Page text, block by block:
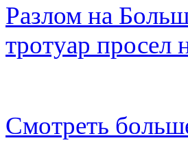
Разлом на
тротуар просел
Смотреть